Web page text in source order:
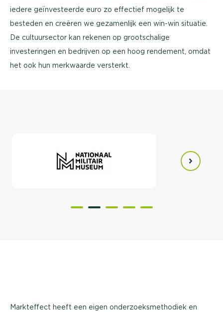
iedere geïnvesteerde euro zo effectief mogelijk te
besteden en creëren we gezamenlijk een win-win situatie.
De cultuursector kan rekenen op grootschalige
investeringen en bedrijven op een hoog rendement, omdat
het ook hun merkwaarde versterkt.
Markteffect heeft een eigen onderzoeksmethodiek en